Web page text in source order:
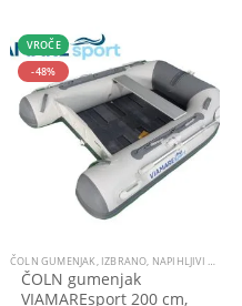
,NAPIHLJIVI ČOLNI GUMENJAKI,
VROČE
-48%
ČOLN GUMENJAK, IZBRANO, NAPIHLJIVI ČOLNI GUMENJAKI
ČOLN gumenjak
VIAMAREsport 200 cm,